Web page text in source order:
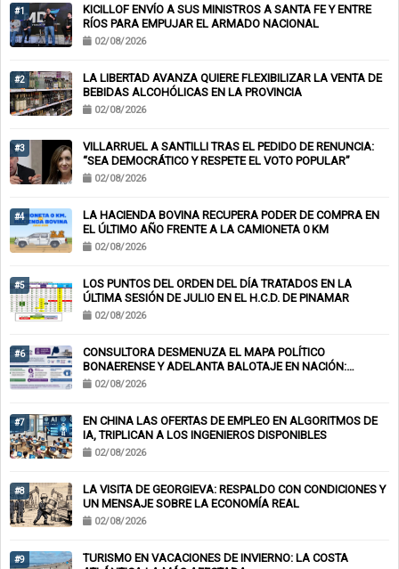
#1
KICILLOF ENVÍO A SUS MINISTROS A SANTA FE Y ENTRE
RÍOS PARA EMPUJAR EL ARMADO NACIONAL
02/08/2026
#2
LA LIBERTAD AVANZA QUIERE FLEXIBILIZAR LA VENTA DE
BEBIDAS ALCOHÓLICAS EN LA PROVINCIA
02/08/2026
#3
VILLARRUEL A SANTILLI TRAS EL PEDIDO DE RENUNCIA:
“SEA DEMOCRÁTICO Y RESPETE EL VOTO POPULAR”
02/08/2026
#4
LA HACIENDA BOVINA RECUPERA PODER DE COMPRA EN
EL ÚLTIMO AÑO FRENTE A LA CAMIONETA 0 KM
02/08/2026
#5
LOS PUNTOS DEL ORDEN DEL DÍA TRATADOS EN LA
ÚLTIMA SESIÓN DE JULIO EN EL H.C.D. DE PINAMAR
02/08/2026
#6
CONSULTORA DESMENUZA EL MAPA POLÍTICO
BONAERENSE Y ADELANTA BALOTAJE EN NACIÓN:
KICILLOF-MILEI
02/08/2026
#7
EN CHINA LAS OFERTAS DE EMPLEO EN ALGORITMOS DE
IA, TRIPLICAN A LOS INGENIEROS DISPONIBLES
02/08/2026
#8
LA VISITA DE GEORGIEVA: RESPALDO CON CONDICIONES Y
UN MENSAJE SOBRE LA ECONOMÍA REAL
02/08/2026
#9
TURISMO EN VACACIONES DE INVIERNO: LA COSTA